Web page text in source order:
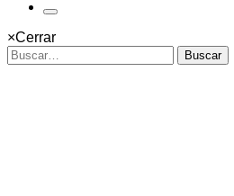
×Cerrar
Buscar